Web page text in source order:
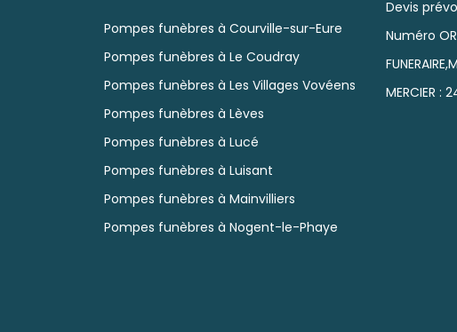
Pompes funèbres à Courville-sur-Eure
Pompes funèbres à Le Coudray
Pompes funèbres à Les Villages Vovéens
Pompes funèbres à Lèves
Pompes funèbres à Lucé
Pompes funèbres à Luisant
Pompes funèbres à Mainvilliers
Pompes funèbres à Nogent-le-Phaye
Devis
Numéro
MERCIER :